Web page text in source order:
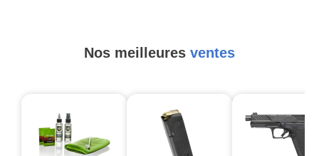
Nos meilleures ventes